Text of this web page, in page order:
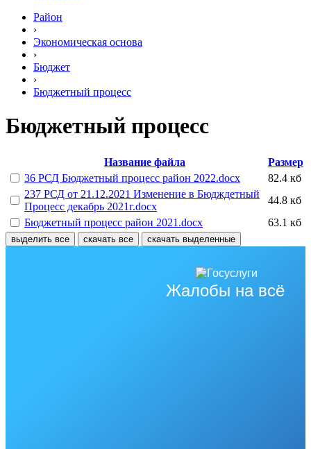
Район
›
Экономическая основа
›
Бюджет
›
Бюджетный процесс
Бюджетный процесс
Название файла
Размер
36 РСД Бюджетный процесс район 2022.docx
82.4 кб
237 РСД от 21.12.2021 Изменение в Бюдждетный
Процесс декабрь 2021г.docx
44.8 кб
Бюджетный процесс район 2021.docx
63.1 кб
выделить все скачать все скачать выделенные
Жалобы на всё